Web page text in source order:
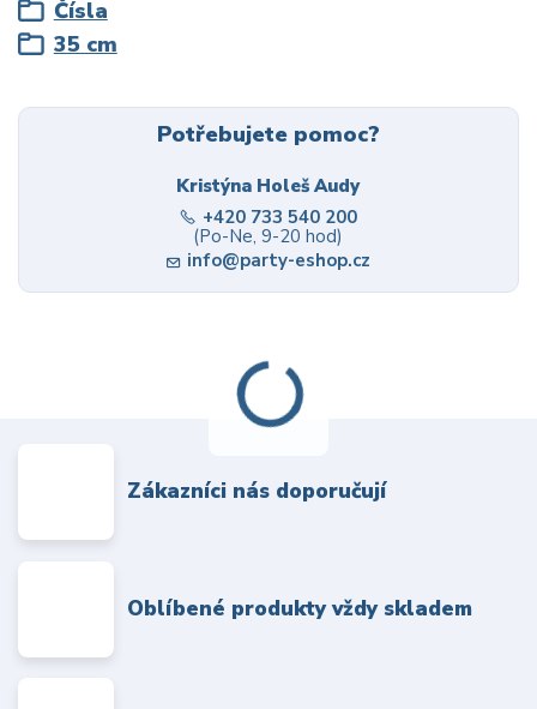
Čísla
35 cm
Potřebujete pomoc?
Kristýna Holeš Audy
+420 733 540 200
(Po-Ne, 9-20 hod)
info@party-eshop.cz
Zákazníci nás doporučují
Oblíbené produkty vždy skladem